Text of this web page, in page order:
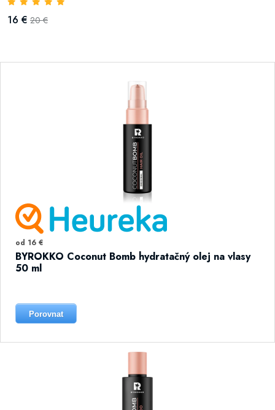
16 € 20 €
od 16 €
BYROKKO Coconut Bomb hydratačný olej na vlasy
50 ml
Porovnat